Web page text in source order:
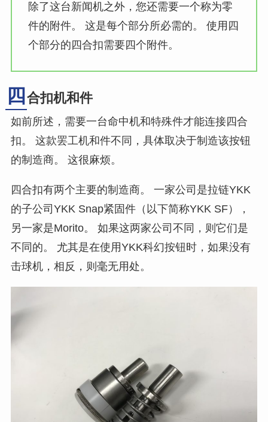
除了这台新闻机之外，您还需要一个称为零
件的附件。 这是每个部分所必需的。 使用四
个部分的四合扣需要四个附件。
四 合扣机和件
如前所述，需要一台命中机和特殊件才能连接四合
扣。 这款罢工机和件不同，具体取决于制造该按钮
的制造商。 这很麻烦。
四合扣有两个主要的制造商。 一家公司是拉链YKK
的子公司YKK Snap紧固件（以下简称YKK SF），
另一家是Morito。 如果这两家公司不同，则它们是
不同的。 尤其是在使用YKK科幻按钮时，如果没有
击球机，相反，则毫无用处。